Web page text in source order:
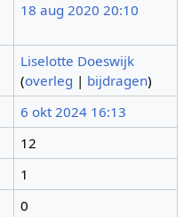
18 aug 2020 20:10
Liselotte Doeswijk
(overleg | bijdragen)
6 okt 2024 16:13
12
1
0